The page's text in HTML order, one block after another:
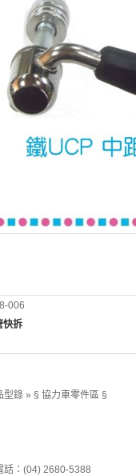
006
快拆
型錄 » § 協力車零件區 §
：(04) 2680-5388